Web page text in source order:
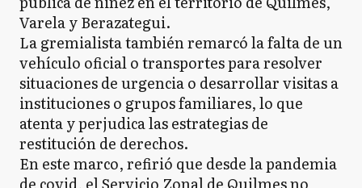
Varela y Berazategui.
La gremialista también remarcó la falta de un
vehículo oficial o transportes para resolver
situaciones de urgencia o desarrollar visitas a
instituciones o grupos familiares, lo que
atenta y perjudica las estrategias de
restitución de derechos.
En este marco, refirió que desde la pandemia
de covid, el Servicio Zonal de Quilmes no